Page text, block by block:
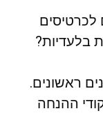
בלעדיות?
ראשונים.
ההנחה